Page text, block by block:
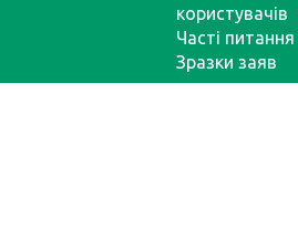
користувачів
Часті питання
Зразки заяв